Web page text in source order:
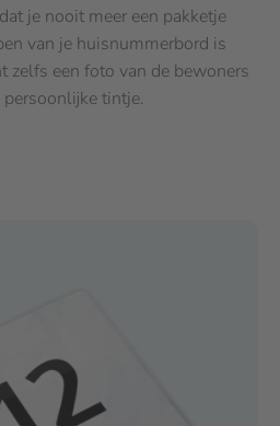
je nooit meer een pakketje
van je huisnummerbord is
zelfs een foto van de bewoners
tintje.